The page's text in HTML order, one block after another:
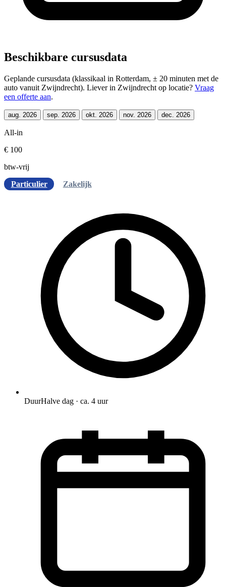
Beschikbare cursusdata
Geplande cursusdata (klassikaal in Rotterdam, ± 20 minuten met de
auto vanuit Zwijndrecht). Liever in Zwijndrecht op locatie? Vraag
een offerte aan.
aug. 2026 sep. 2026 okt. 2026 nov. 2026 dec. 2026
All-in
€ 100
btw-vrij
Particulier
Zakelijk
DuurHalve dag · ca. 4 uur